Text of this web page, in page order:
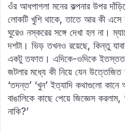
ওঁর আধপাগলা মনের কল্পনার উপর
লোকটি খুশি থাকে, তাতে আর কী এসে
ঘুরেও নস্করের সঙ্গে দেখা হল না।
দশটা। ভিড় তখনও রয়েছে, কিন্তু
একটু তফাত। এদিকে-ওদিকে
জটলার মধ্যে কী নিয়ে যেন
‘তদন্ত’ ‘খুন’ ইত্যাদি কথাগুলো
বাঙালিকে কাছে পেয়ে জিজ্ঞেস
নাকি?’